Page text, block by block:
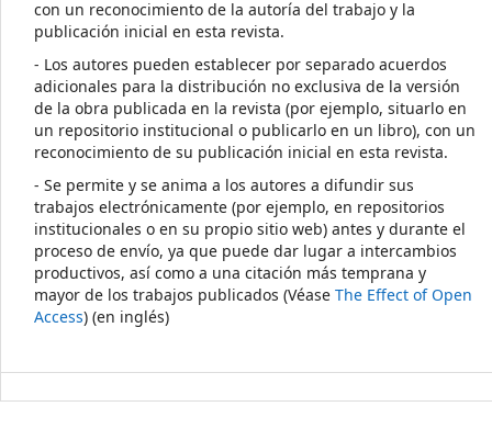
con un reconocimiento de la autoría del trabajo y la
publicación inicial en esta revista.
- Los autores pueden establecer por separado acuerdos
adicionales para la distribución no exclusiva de la versión
de la obra publicada en la revista (por ejemplo, situarlo en
un repositorio institucional o publicarlo en un libro), con un
reconocimiento de su publicación inicial en esta revista.
- Se permite y se anima a los autores a difundir sus
trabajos electrónicamente (por ejemplo, en repositorios
institucionales o en su propio sitio web) antes y durante el
proceso de envío, ya que puede dar lugar a intercambios
productivos, así como a una citación más temprana y
mayor de los trabajos publicados (Véase The Effect of Open
Access) (en inglés)